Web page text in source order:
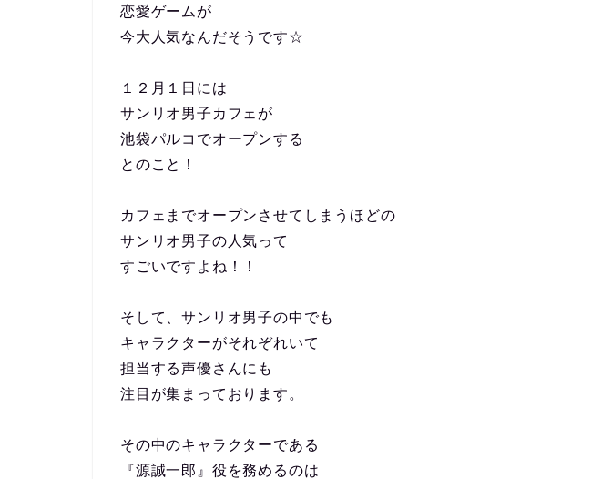
恋愛ゲームが
今大人気なんだそうです☆
１２月１日には
サンリオ男子カフェが
池袋パルコでオープンする
とのこと！
カフェまでオープンさせてしまうほどの
サンリオ男子の人気って
すごいですよね！！
そして、サンリオ男子の中でも
キャラクターがそれぞれいて
担当する声優さんにも
注目が集まっております。
その中のキャラクターである
『源誠一郎』役を務めるのは